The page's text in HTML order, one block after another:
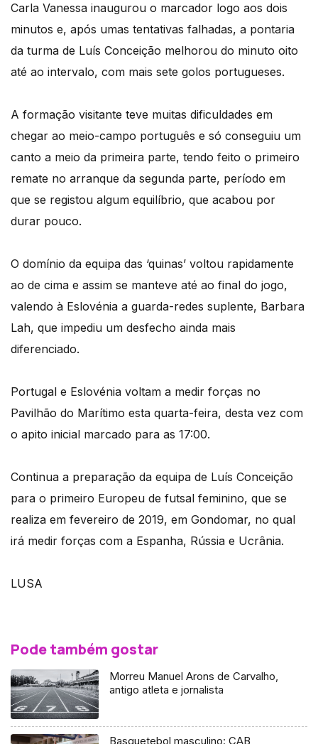
Carla Vanessa inaugurou o marcador logo aos dois
minutos e, após umas tentativas falhadas, a pontaria
da turma de Luís Conceição melhorou do minuto oito
até ao intervalo, com mais sete golos portugueses.
A formação visitante teve muitas dificuldades em
chegar ao meio-campo português e só conseguiu um
canto a meio da primeira parte, tendo feito o primeiro
remate no arranque da segunda parte, período em
que se registou algum equilíbrio, que acabou por
durar pouco.
O domínio da equipa das ‘quinas’ voltou rapidamente
ao de cima e assim se manteve até ao final do jogo,
valendo à Eslovénia a guarda-redes suplente, Barbara
Lah, que impediu um desfecho ainda mais
diferenciado.
Portugal e Eslovénia voltam a medir forças no
Pavilhão do Marítimo esta quarta-feira, desta vez com
o apito inicial marcado para as 17:00.
Continua a preparação da equipa de Luís Conceição
para o primeiro Europeu de futsal feminino, que se
realiza em fevereiro de 2019, em Gondomar, no qual
irá medir forças com a Espanha, Rússia e Ucrânia.
LUSA
Pode também gostar
Morreu Manuel Arons de Carvalho,
antigo atleta e jornalista
Basquetebol masculino: CAB